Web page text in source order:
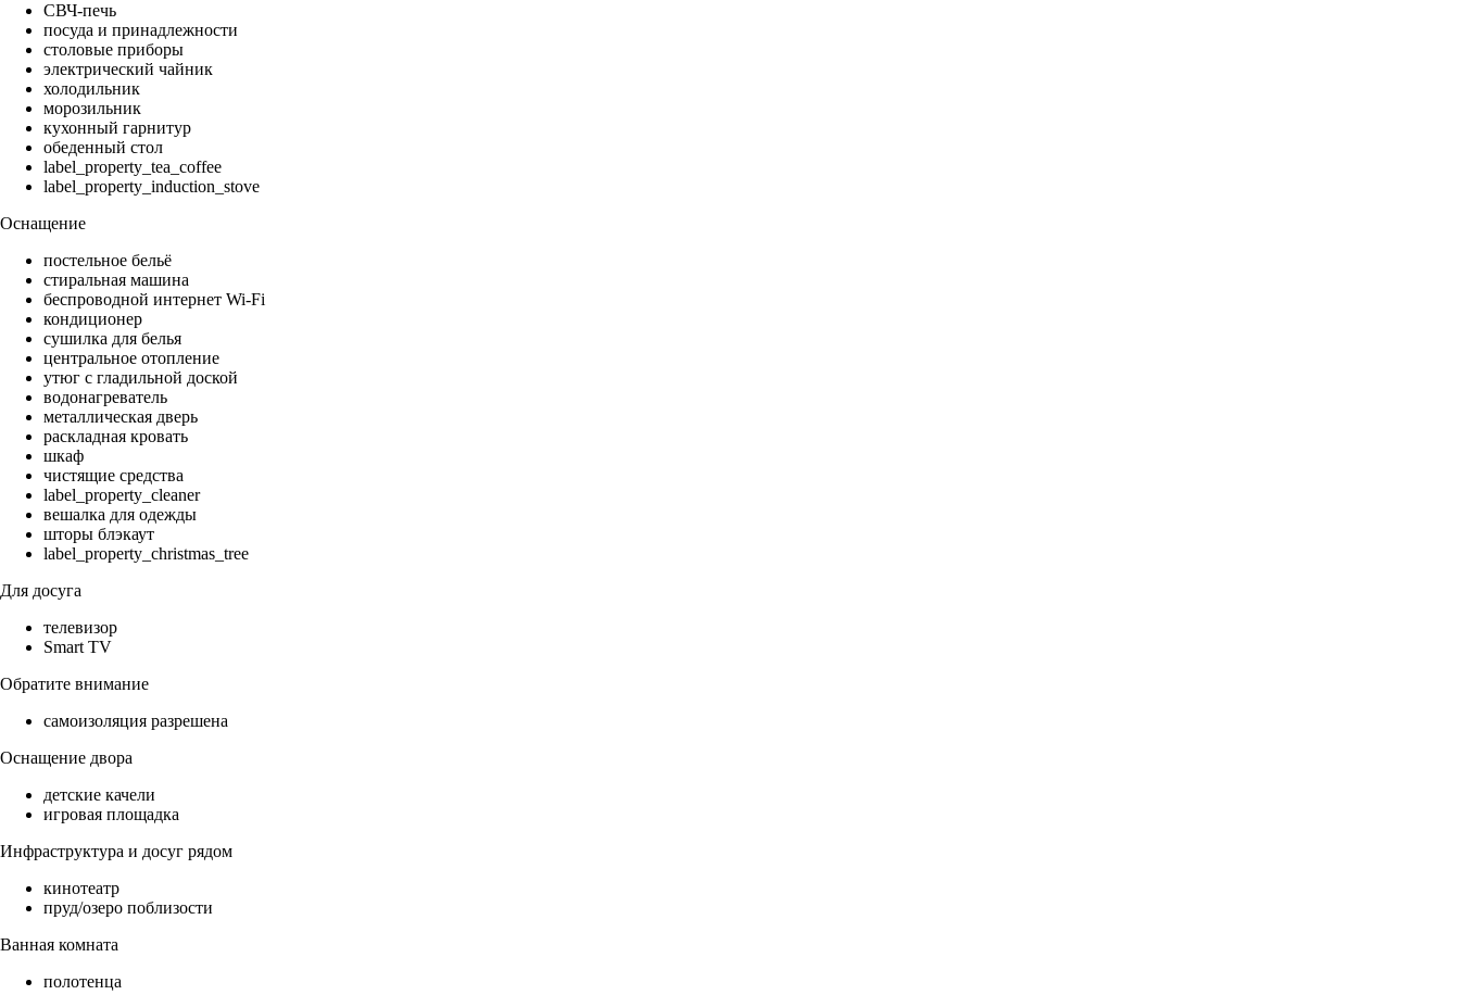
СВЧ-печь
посуда и принадлежности
столовые приборы
электрический чайник
холодильник
морозильник
кухонный гарнитур
обеденный стол
label_property_tea_coffee
label_property_induction_stove
Оснащение
постельное бельё
стиральная машина
беспроводной интернет Wi-Fi
кондиционер
сушилка для белья
центральное отопление
утюг с гладильной доской
водонагреватель
металлическая дверь
раскладная кровать
шкаф
чистящие средства
label_property_cleaner
вешалка для одежды
шторы блэкаут
label_property_christmas_tree
Для досуга
телевизор
Smart TV
Обратите внимание
самоизоляция разрешена
Оснащение двора
детские качели
игровая площадка
Инфраструктура и досуг рядом
кинотеатр
пруд/озеро поблизости
Ванная комната
полотенца